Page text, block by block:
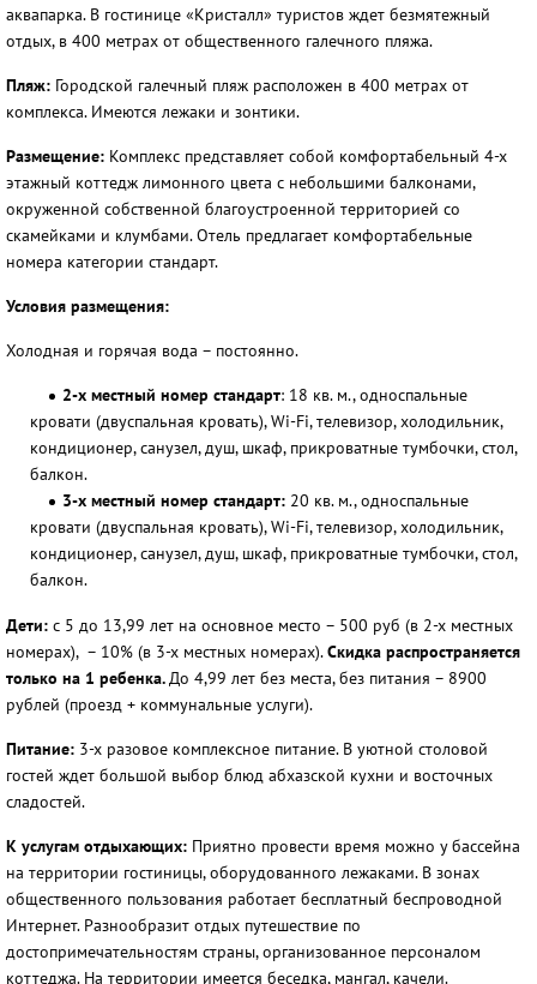
аквапарка. В гостинице «Кристалл» туристов ждет безмятежный
отдых, в 400 метрах от общественного галечного пляжа.
Пляж: Городской галечный пляж расположен в 400 метрах от
комплекса. Имеются лежаки и зонтики.
Размещение: Комплекс представляет собой комфортабельный 4-х
этажный коттедж лимонного цвета с небольшими балконами,
окруженной собственной благоустроенной территорией со
скамейками и клумбами. Отель предлагает комфортабельные
номера категории стандарт.
Условия размещения:
Холодная и горячая вода – постоянно.
2-х местный номер стандарт: 18 кв. м., односпальные
кровати (двуспальная кровать), Wi-Fi, телевизор, холодильник,
кондиционер, санузел, душ, шкаф, прикроватные тумбочки, стол,
балкон.
3-х местный номер стандарт: 20 кв. м., односпальные
кровати (двуспальная кровать), Wi-Fi, телевизор, холодильник,
кондиционер, санузел, душ, шкаф, прикроватные тумбочки, стол,
балкон.
Дети: с 5 до 13,99 лет на основное место – 500 руб (в 2-х местных
номерах), – 10% (в 3-х местных номерах).Скидка распространяется
только на 1 ребенка.До 4,99 лет без места, без питания – 8900
рублей (проезд + коммунальные услуги).
Питание: 3-х разовое комплексное питание. В уютной столовой
гостей ждет большой выбор блюд абхазской кухни и восточных
сладостей.
К услугам отдыхающих: Приятно провести время можно у бассейна
на территории гостиницы, оборудованного лежаками. В зонах
общественного пользования работает бесплатный беспроводной
Интернет. Разнообразит отдых путешествие по
достопримечательностям страны, организованное персоналом
коттеджа. На территории имеется беседка, мангал, качели.